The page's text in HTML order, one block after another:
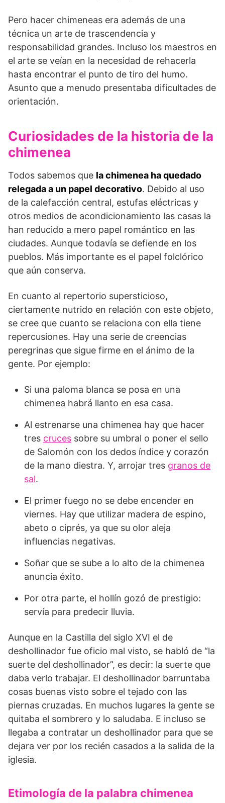
Pero hacer chimeneas era además de una
técnica un arte de trascendencia y
responsabilidad grandes. Incluso los maestros en
el arte se veían en la necesidad de rehacerla
hasta encontrar el punto de tiro del humo.
Asunto que a menudo presentaba dificultades de
orientación.
Curiosidades de la historia de la
chimenea
Todos sabemos que la chimenea ha quedado
relegada a un papel decorativo. Debido al uso
de la calefacción central, estufas eléctricas y
otros medios de acondicionamiento las casas la
han reducido a mero papel romántico en las
ciudades. Aunque todavía se defiende en los
pueblos. Más importante es el papel folclórico
que aún conserva.
En cuanto al repertorio supersticioso,
ciertamente nutrido en relación con este objeto,
se cree que cuanto se relaciona con ella tiene
repercusiones. Hay una serie de creencias
peregrinas que sigue firme en el ánimo de la
gente. Por ejemplo:
Si una paloma blanca se posa en una
chimenea habrá llanto en esa casa.
Al estrenarse una chimenea hay que hacer
tres cruces sobre su umbral o poner el sello
de Salomón con los dedos índice y corazón
de la mano diestra. Y, arrojar tres granos de
sal.
El primer fuego no se debe encender en
viernes. Hay que utilizar madera de espino,
abeto o ciprés, ya que su olor aleja
influencias negativas.
Soñar que se sube a lo alto de la chimenea
anuncia éxito.
Por otra parte, el hollín gozó de prestigio:
servía para predecir lluvia.
Aunque en la Castilla del siglo XVI el de
deshollinador fue oficio mal visto, se habló de “la
suerte del deshollinador”, es decir: la suerte que
daba verlo trabajar. El deshollinador barruntaba
cosas buenas visto sobre el tejado con las
piernas cruzadas. En muchos lugares la gente se
quitaba el sombrero y lo saludaba. E incluso se
llegaba a contratar un deshollinador para que se
dejara ver por los recién casados a la salida de la
iglesia.
Etimología de la palabra chimenea